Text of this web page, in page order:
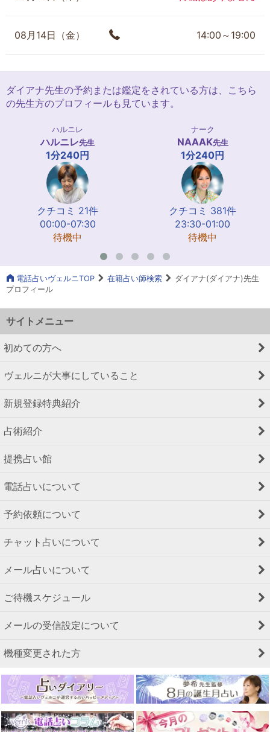
08月14日（金） 14:00～19:00
ダイアナ先生の予約または鑑定をされている方は、こちら
の先生方のプロフィールも見ています。
ハルニレ
ハルニレ先生
1分240円
クチコミ 21件
00:00-07:30
待機中
ナーク
NAAAK先生
1分240円
クチコミ 381件
23:30-01:00
待機中
電話占いヴェルニTOP 在籍占い師検索
ダイアナ(ダイアナ)先生
プロフィール
サイトメニュー
初めての方へ
ヴェルニが大事にしていること
新規登録特典紹介
占術紹介
提携占い館
電話占いについて
予約依頼について
チャット占いについて
メール占いについて
ご待機スケジュール
メールの受信設定について
機種変更された方